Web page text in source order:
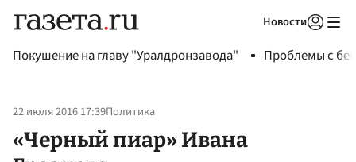
Новости
Покушение на главу "Уралдронзавода" Проблемы с
22 июля 2016 17:39Политика
«Черный пиар» Ивана